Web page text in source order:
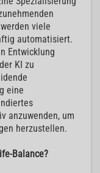
viele
automatisiert.
Entwicklung
KI zu
eine
anzuwenden, um
herzustellen.
Balance?